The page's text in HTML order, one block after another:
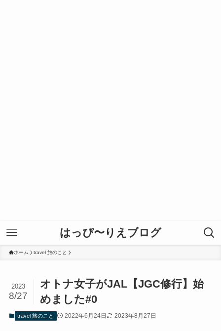
はっぴ〜りえブログ
ホーム travel 旅のこと
オトナ女子がJAL【JGC修行】始
めました#0
2023
8/27
travel 旅のこと 2022年6月24日 2023年8月27日